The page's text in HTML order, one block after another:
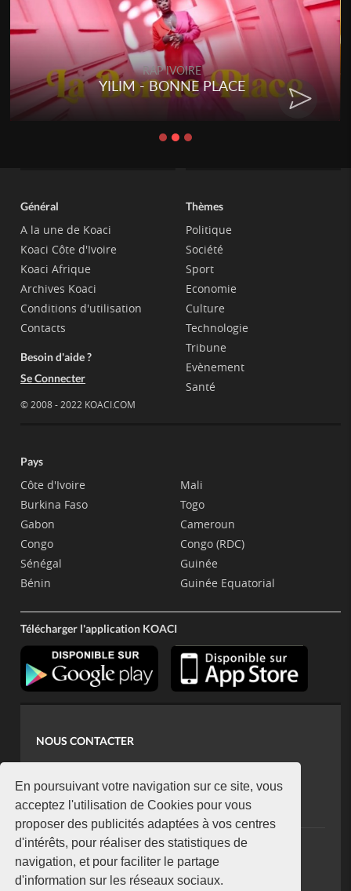
En poursuivant votre navigation sur ce site, vous
acceptez l'utilisation de Cookies pour vous
proposer des publicités adaptées à vos centres
d'intérêts, pour réaliser des statistiques de
navigation, et pour faciliter le partage
d'information sur les réseaux sociaux.
RAP IVOIRE
YILIM - BONNE PLACE
Général
A la une de Koaci
Koaci Côte d'Ivoire
Koaci Afrique
Archives Koaci
Conditions d'utilisation
Contacts
Besoin d'aide ?
Se Connecter
© 2008 - 2022 KOACI.COM
Thèmes
Politique
Société
Sport
Economie
Culture
Technologie
Tribune
Evènement
Santé
Pays
Côte d'Ivoire
Burkina Faso
Gabon
Congo
Sénégal
Bénin
Mali
Togo
Cameroun
Congo (RDC)
Guinée
Guinée Equatorial
Télécharger l'application KOACI
NOUS CONTACTER
koaci@yahoo.fr
+225 07 08 85 52 93
NEWSLETTER
Restez connecté via notre newsletter